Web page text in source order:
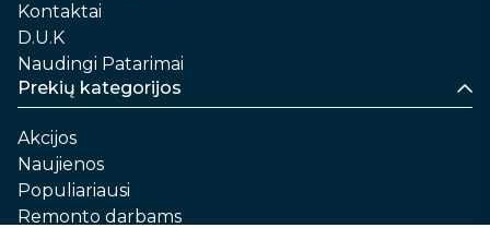
Kontaktai
D.U.K
Naudingi Patarimai
Prekių kategorijos
Akcijos
Naujienos
Populiariausi
Remonto darbams